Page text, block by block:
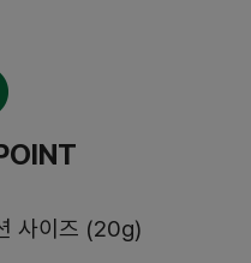
사이즈 (20g)